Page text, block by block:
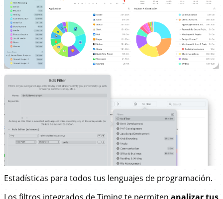
Estadísticas para todos tus lenguajes de programación.
Los filtros integrados de Timing te permiten analizar tus